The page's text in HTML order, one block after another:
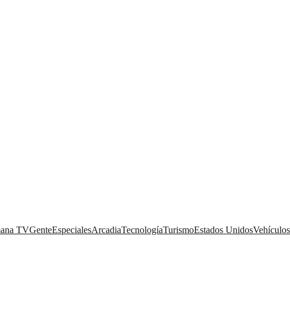
TVGenteEspecialesArcadiaTecnologíaTurismoEstados UnidosVehículos